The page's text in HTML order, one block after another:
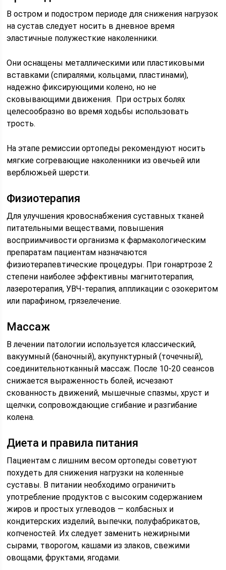
В остром и подостром периоде для снижения нагрузок
на сустав следует носить в дневное время
эластичные полужесткие наколенники.
Они оснащены металлическими или пластиковыми
вставками (спиралями, кольцами, пластинами),
надежно фиксирующими колено, но не
сковывающими движения. При острых болях
целесообразно во время ходьбы использовать
трость.
На этапе ремиссии ортопеды рекомендуют носить
мягкие согревающие наколенники из овечьей или
верблюжьей шерсти.
Физиотерапия
Для улучшения кровоснабжения суставных тканей
питательными веществами, повышения
восприимчивости организма к фармакологическим
препаратам пациентам назначаются
физиотерапевтические процедуры. При гонартрозе 2
степени наиболее эффективны магнитотерапия,
лазеротерапия, УВЧ-терапия, аппликации с озокеритом
или парафином, грязелечение.
Массаж
В лечении патологии используется классический,
вакуумный (баночный), акупунктурный (точечный),
соединительнотканный массаж. После 10-20 сеансов
снижается выраженность болей, исчезают
скованность движений, мышечные спазмы, хруст и
щелчки, сопровождающие сгибание и разгибание
колена.
Диета и правила питания
Пациентам с лишним весом ортопеды советуют
похудеть для снижения нагрузки на коленные
суставы. В питании необходимо ограничить
употребление продуктов с высоким содержанием
жиров и простых углеводов — колбасных и
кондитерских изделий, выпечки, полуфабрикатов,
копченостей. Их следует заменить нежирными
сырами, творогом, кашами из злаков, свежими
овощами, фруктами, ягодами.